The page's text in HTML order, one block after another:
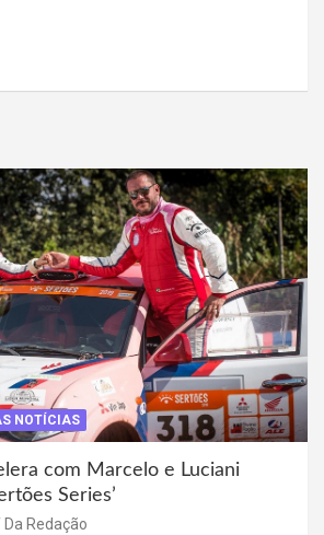
NOTÍCIAS
com Marcelo e Luciani
Series’
Da Redação